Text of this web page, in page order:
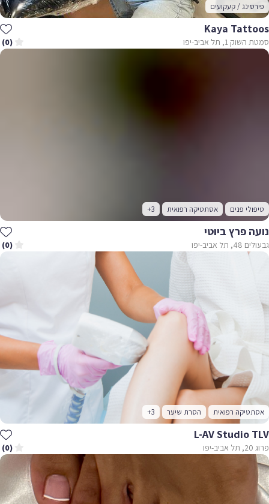
פירסינג / קעקועים
Kaya Tattoos
סמטת השוק 1, תל אביב-יפו (0)
טיפולי פנים אסתטיקה רפואית +3
נועה פרץ ביוטי
גבעולים 48, תל אביב-יפו (0)
אסתטיקה רפואית הסרת שיער +3
L-AV Studio TLV
פרוג 20, תל אביב-יפו (0)